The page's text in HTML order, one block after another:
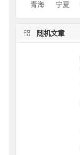
青海 宁夏
随机文章